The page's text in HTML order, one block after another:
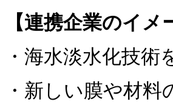
【連携企業のイメ
・海水淡水化技
・新しい膜や材